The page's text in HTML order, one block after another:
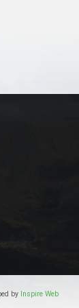
by Inspire Web